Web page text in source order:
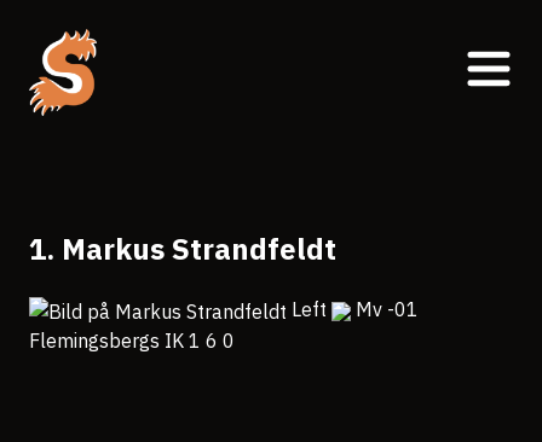
1. Markus Strandfeldt
Left
Mv -01
Flemingsbergs IK 1 6 0